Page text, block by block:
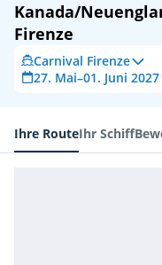
Kanada/
Firenze
Carnival Firenze
27. Mai–01. Juni 2027
Ihre RouteIhr Schiff